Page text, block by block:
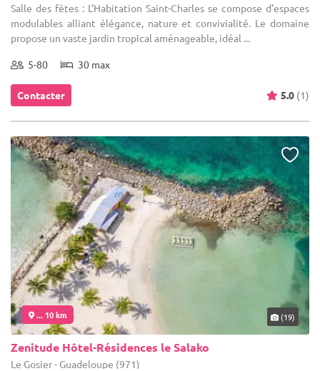
Salle des fêtes : L’Habitation Saint-Charles se compose d’espaces
modulables alliant élégance, nature et convivialité. Le domaine
propose un vaste jardin tropical aménageable, idéal ...
5-80 30 max
Contacter 5.0 (1)
... 10 km (19)
Zenitude Hôtel-Résidences le Salako
Le Gosier - Guadeloupe (971)